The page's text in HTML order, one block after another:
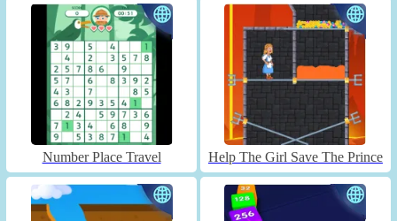
Number Place Travel Help The Girl Save The Prince